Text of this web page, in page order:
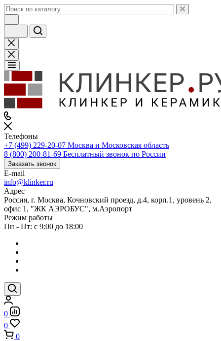
Телефоны
+7 (499) 229-20-07 Москва и Московская область
8 (800) 200-81-69 Бесплатный звонок по России
Заказать звонок
E-mail
info@klinker.ru
Адрес
Россия, г. Москва, Кочновский проезд, д.4, корп.1, уровень 2,
офис 1, "ЖК АЭРОБУС", м.Аэропорт
Режим работы
Пн - Пт: с 9:00 до 18:00
0
0
0